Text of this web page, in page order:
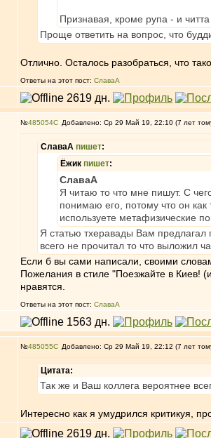
Признавая, кроме рупа - и
Проще ответить на вопрос, что
Отлично. Осталось разобраться, что
Ответы на этот пост: СлаваА
№485054 Добавлено: Ср 29 Май 19, 22:10 (7 лет
СлаваА пишет:
Ёжик пишет:
СлаваА
Я читаю то что мне пишут. С
понимаю его, потому что он
используете метафизические
Я статью тхеравады Вам предлагал
всего не прочитал то что выложил
Если б вы сами написали, своими
Пожелания в стиле "Поезжайте в Киев!
нравятся.
Ответы на этот пост: СлаваА
№485055 Добавлено: Ср 29 Май 19, 22:12 (7 лет
Цитата:
Так же и Ваш коллега вероятнее
Интересно как я умудрился критикуя,